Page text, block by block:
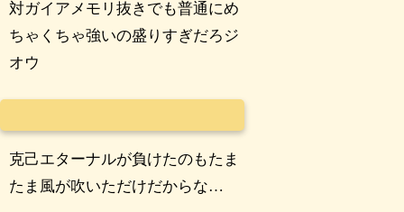
対ガイアメモリ抜きでも普通にめ
ちゃくちゃ強いの盛りすぎだろジ
オウ
克己エターナルが負けたのもたま
たま風が吹いただけだからな…